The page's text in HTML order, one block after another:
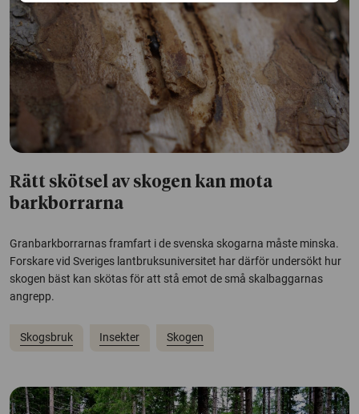
Rätt skötsel av skogen kan mota
barkborrarna
Granbarkborrarnas framfart i de svenska skogarna måste minska.
Forskare vid Sveriges lantbruksuniversitet har därför undersökt hur
skogen bäst kan skötas för att stå emot de små skalbaggarnas
angrepp.
Skogsbruk Insekter Skogen